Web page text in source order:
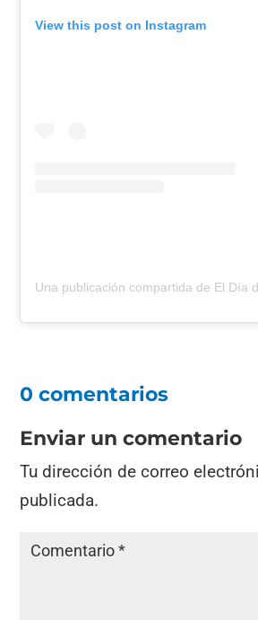
View this post on Instagram
0 comentarios
Enviar un comentario
Tu dirección de correo
publicada.